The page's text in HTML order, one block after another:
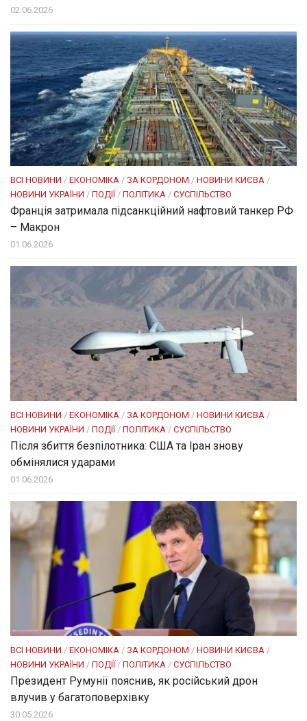
02.06.2026
ВСІ НОВИНИ / ЕКОНОМІКА / ЗА КОРДОНОМ / НОВИНИ КИЄВА /
НОВИНИ УКРАЇНИ / ПОДІЇ / ПОЛІТИКА / СУСПІЛЬСТВО
Франція затримала підсанкційний нафтовий танкер РФ
– Макрон
01.06.2026
ВСІ НОВИНИ / ЕКОНОМІКА / ЗА КОРДОНОМ / НОВИНИ КИЄВА /
НОВИНИ УКРАЇНИ / ПОДІЇ / ПОЛІТИКА / СУСПІЛЬСТВО
Після збиття безпілотника: США та Іран знову
обмінялися ударами
01.06.2026
ВСІ НОВИНИ / ЕКОНОМІКА / ЗА КОРДОНОМ / НОВИНИ КИЄВА /
НОВИНИ УКРАЇНИ / ПОДІЇ / ПОЛІТИКА / СУСПІЛЬСТВО
Президент Румунії пояснив, як російський дрон
влучив у багатоповерхівку
30.05.2026